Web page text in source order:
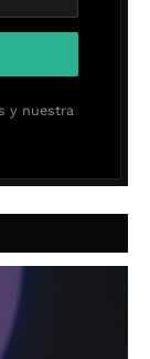
y nuestra